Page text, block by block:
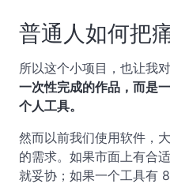
普通人如何把
所以这个小项目，也让我
一次性完成的作品，而是
个人工具。
然而以前我们使用软件，
的需求。如果市面上有合
就妥协；如果一个工具有